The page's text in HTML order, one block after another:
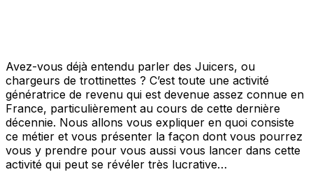
Avez-vous déjà entendu parler des Juicers, ou
chargeurs de trottinettes ? C’est toute une activité
génératrice de revenu qui est devenue assez connue en
France, particulièrement au cours de cette dernière
décennie. Nous allons vous expliquer en quoi consiste
ce métier et vous présenter la façon dont vous pourrez
vous y prendre pour vous aussi vous lancer dans cette
activité qui peut se révéler très lucrative…